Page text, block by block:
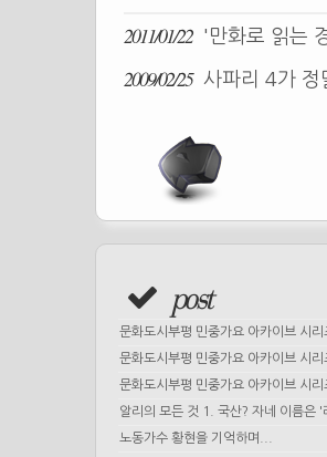
2011/01/22 '만화로 읽는
2009/02/25 사파리 4가
post
문화도시부평 민중가요 아카이브 시
문화도시부평 민중가요 아카이브 시
문화도시부평 민중가요 아카이브 시
알리의 모든 것 1. 국산? 자네 이름은 '
노동가수 황현을 기억하며...